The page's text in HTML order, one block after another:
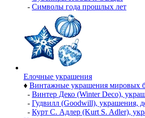
- Символы года прошлых лет
Елочные украшения
♦ Винтажные украшения мировых
- Винтер Деко (Winter Deco),
- Гудвилл (Goodwill), украшения,
- Курт С. Адлер (Kurt S. Adler),